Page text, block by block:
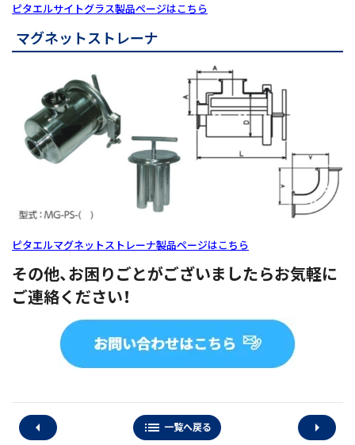
ピタエルサイトグラス製品ページはこちら
マグネットストレーナ
ピタエルマグネットストレーナ製品ページはこちら
その他、お困りごとがございましたらお気軽に
ご連絡ください！
arrow_left list 一覧へ戻る arrow_right